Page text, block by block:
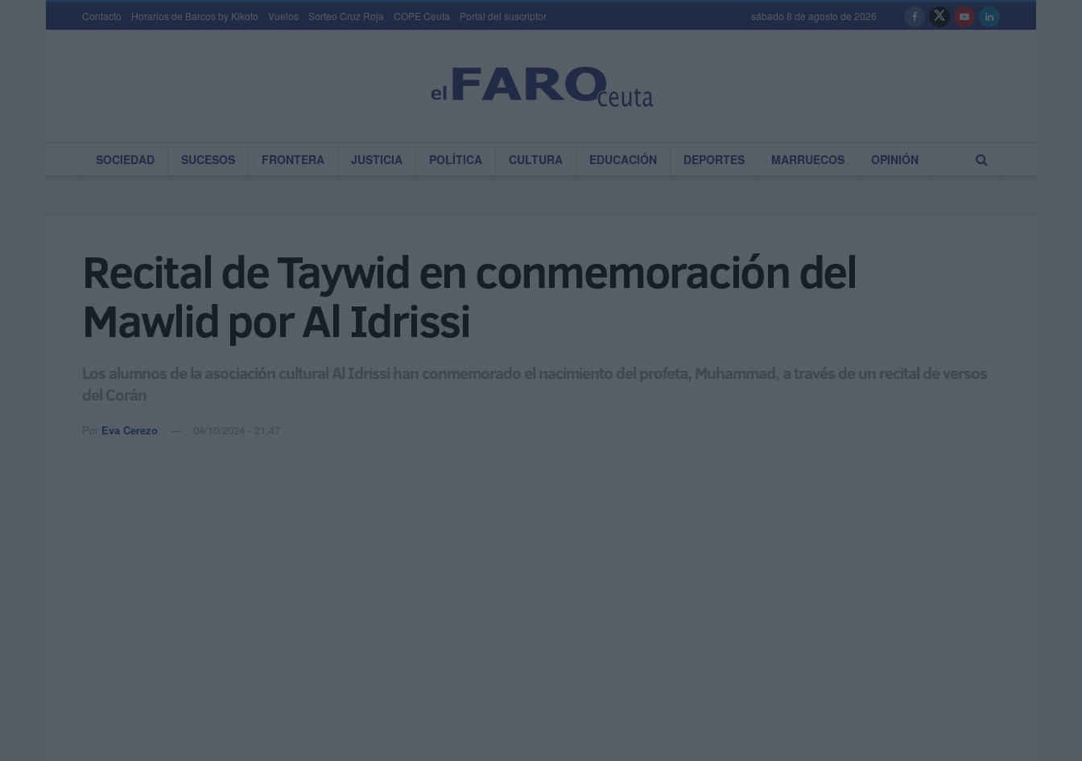
Contacto Horarios de Barcos by Kikoto Vuelos Sorteo Cruz Roja COPE Ceuta Portal del suscriptor sábado 8 de agosto de 2026
SOCIEDAD SUCESOS FRONTERA JUSTICIA POLÍTICA CULTURA EDUCACIÓN DEPORTES MARRUECOS OPINIÓN
Recital de Taywid en conmemoración del
Mawlid por Al Idrissi
Los alumnos de la asociación cultural Al Idrissi han conmemorado el nacimiento del profeta, Muhammad, a través de un recital de versos
del Corán
Por Eva Cerezo 04/10/2024 - 21:47